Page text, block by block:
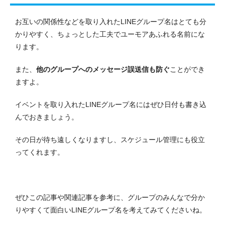
お互いの関係性などを取り入れたLINEグループ名はとても分
かりやすく、ちょっとした工夫でユーモアあふれる名前にな
ります。
また、 他のグループへのメッセージ誤送信も防ぐことができ
ますよ。
イベントを取り入れたLINEグループ名にはぜひ日付も書き込
んでおきましょう。
その日が待ち遠しくなりますし、スケジュール管理にも役立
ってくれます。
ぜひこの記事や関連記事を参考に、グループのみんなで分か
りやすくて面白いLINEグループ名を考えてみてくださいね。